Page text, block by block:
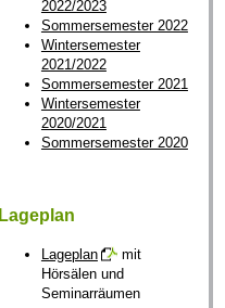
2022/2023
Sommersemester 2022
Wintersemester
2021/2022
Sommersemester 2021
Wintersemester
2020/2021
Sommersemester 2020
Lageplan
Lageplan
mit
Hörsälen und
Seminarräumen